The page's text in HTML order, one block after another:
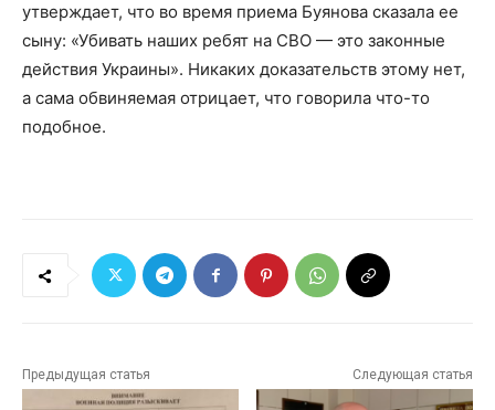
утверждает, что во время приема Буянова сказала ее
сыну: «Убивать наших ребят на СВО — это законные
действия Украины». Никаких доказательств этому нет,
а сама обвиняемая отрицает, что говорила что-то
подобное.
Предыдущая статья Следующая статья